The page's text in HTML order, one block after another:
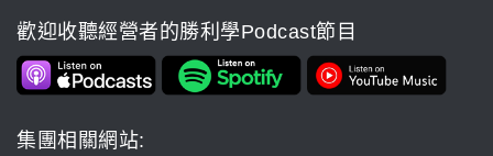
歡迎收聽經營者的勝利學Podcast節目
集團相關網站: